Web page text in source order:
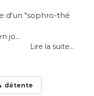
d'un "sophro-thé
jo...
Lire la suite...
détente